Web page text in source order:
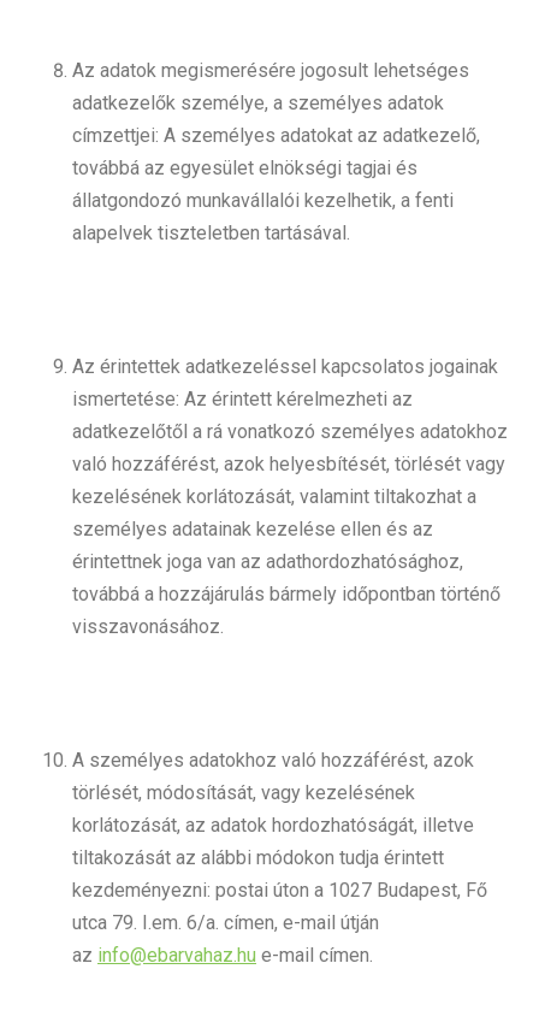
Az adatok megismerésére jogosult lehetséges
adatkezelők személye, a személyes adatok
címzettjei: A személyes adatokat az adatkezelő,
továbbá az egyesület elnökségi tagjai és
állatgondozó munkavállalói kezelhetik, a fenti
alapelvek tiszteletben tartásával.
Az érintettek adatkezeléssel kapcsolatos jogainak
ismertetése: Az érintett kérelmezheti az
adatkezelőtől a rá vonatkozó személyes adatokhoz
való hozzáférést, azok helyesbítését, törlését vagy
kezelésének korlátozását, valamint tiltakozhat a
személyes adatainak kezelése ellen és az
érintettnek joga van az adathordozhatósághoz,
továbbá a hozzájárulás bármely időpontban történő
visszavonásához.
A személyes adatokhoz való hozzáférést, azok
törlését, módosítását, vagy kezelésének
korlátozását, az adatok hordozhatóságát, illetve
tiltakozását az alábbi módokon tudja érintett
kezdeményezni: postai úton a 1027 Budapest, Fő
utca 79. I.em. 6/a. címen, e-mail útján
az info@ebarvahaz.hu e-mail címen.